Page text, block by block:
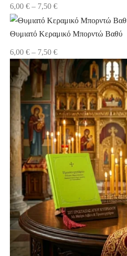
6,00 € – 7,50 €Price
range:
6,00 €
7,50 €
Θυμιατό Κεραμικό Μπορντώ Βαθύ
6,00 € – 7,50 €Price
range:
6,00 €
through
7,50 €